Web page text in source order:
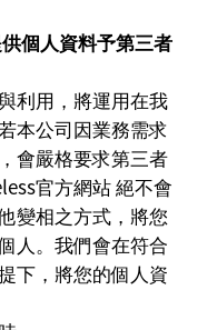
個人資料予第三者
利用，將運用在我
本公司因業務需求
會嚴格要求第三者
官方網站 絕不會
變相之方式，將您
人。我們會在符合
下，將您的個人資